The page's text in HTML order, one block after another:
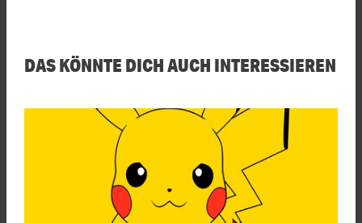
DAS KÖNNTE DICH AUCH INTERESSIEREN